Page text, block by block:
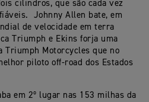
cilindros, que são cada vez
Johnny Allen bate, em
de velocidade em terra
Triumph e Ekins forja uma
Triumph Motorcycles que no
piloto off-road dos Estados
em 2º lugar nas 153 milhas da